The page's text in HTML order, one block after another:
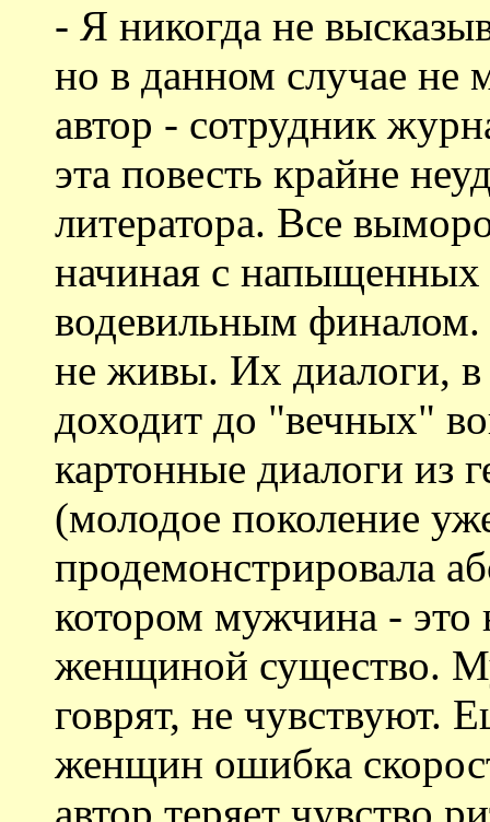
- Я никогда не
но в данном случае не
автор - сотрудник
эта повесть крайне
литератора. Все
начиная с напыщенных
водевильным
не живы. Их диалоги, в
доходит до "вечных"
картонные диалоги из
(молодое поколение
продемонстрировала
котором мужчина -
женщиной существо.
говрят, не чувствуют.
женщин ошибка